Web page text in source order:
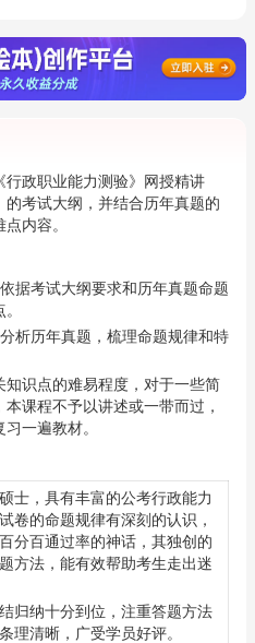
政职业能力测验》网授精讲
考试大纲，并结合历年真题的
内容。
据考试大纲要求和历年真题命题
析历年真题，梳理命题规律和特
识点的难易程度，对于一些简
课程不予以讲述或一带而过，
一遍教材。
士，具有丰富的公考行政能力
卷的命题规律有深刻的认识，
分百通过率的神话，其独创的
方法，能有效帮助考生走出迷
归纳十分到位，注重答题方法
理清晰，广受学员好评。